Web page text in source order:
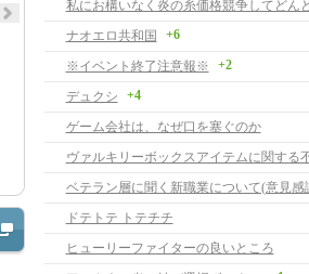
ナオエロ共和国 +6
※イベント終了注意報※ +2
デュクシ +4
ゲーム会社は、なぜ口を塞ぐのか
ヴァルキリーボックスアイテムに関する
ベテラン層に聞く新職業について(意見感
ドテトテ トテチチ
ヒューリーファイターの良いところ